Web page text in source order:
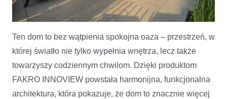
Ten dom to bez wątpienia spokojna oaza – przestrzeń, w
której światło nie tylko wypełnia wnętrza, lecz także
towarzyszy codziennym chwilom. Dzięki produktom
FAKRO INNOVIEW powstała harmonijna, funkcjonalna
architektura, która pokazuje, że dom to znacznie więcej